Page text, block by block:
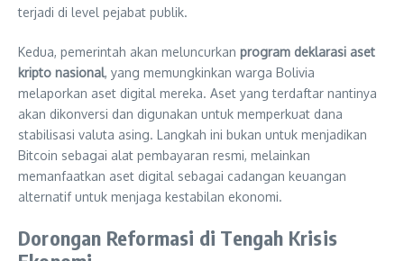
terjadi di level pejabat publik.
Kedua, pemerintah akan meluncurkan program deklarasi aset
kripto nasional, yang memungkinkan warga Bolivia
melaporkan aset digital mereka. Aset yang terdaftar nantinya
akan dikonversi dan digunakan untuk memperkuat dana
stabilisasi valuta asing. Langkah ini bukan untuk menjadikan
Bitcoin sebagai alat pembayaran resmi, melainkan
memanfaatkan aset digital sebagai cadangan keuangan
alternatif untuk menjaga kestabilan ekonomi.
Dorongan Reformasi di Tengah Krisis